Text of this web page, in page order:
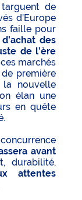
de
d’Europe
faille pour
des
de l’ère
marchés
première
la nouvelle
élan une
en quête
avant
durabilité,
attentes